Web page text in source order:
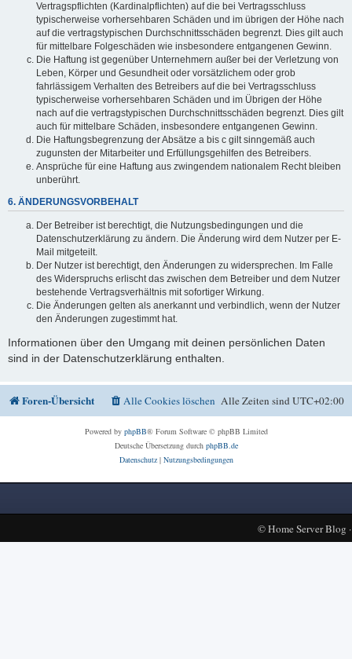
Vertragspflichten (Kardinalpflichten) auf die bei Vertragsschluss
typischerweise vorhersehbaren Schäden und im übrigen der Höhe nach
auf die vertragstypischen Durchschnittsschäden begrenzt. Dies gilt auch
für mittelbare Folgeschäden wie insbesondere entgangenen Gewinn.
Die Haftung ist gegenüber Unternehmern außer bei der Verletzung von
Leben, Körper und Gesundheit oder vorsätzlichem oder grob
fahrlässigem Verhalten des Betreibers auf die bei Vertragsschluss
typischerweise vorhersehbaren Schäden und im Übrigen der Höhe
nach auf die vertragstypischen Durchschnittsschäden begrenzt. Dies gilt
auch für mittelbare Schäden, insbesondere entgangenen Gewinn.
Die Haftungsbegrenzung der Absätze a bis c gilt sinngemäß auch
zugunsten der Mitarbeiter und Erfüllungsgehilfen des Betreibers.
Ansprüche für eine Haftung aus zwingendem nationalem Recht bleiben
unberührt.
6. ÄNDERUNGSVORBEHALT
Der Betreiber ist berechtigt, die Nutzungsbedingungen und die
Datenschutzerklärung zu ändern. Die Änderung wird dem Nutzer per E-
Mail mitgeteilt.
Der Nutzer ist berechtigt, den Änderungen zu widersprechen. Im Falle
des Widerspruchs erlischt das zwischen dem Betreiber und dem Nutzer
bestehende Vertragsverhältnis mit sofortiger Wirkung.
Die Änderungen gelten als anerkannt und verbindlich, wenn der Nutzer
den Änderungen zugestimmt hat.
Informationen über den Umgang mit deinen persönlichen Daten
sind in der Datenschutzerklärung enthalten.
Foren-Übersicht Alle Zeiten sindUTC+02:00
Alle Cookies löschen
Powered by phpBB® Forum Software © phpBB Limited
Deutsche Übersetzung durch phpBB.de
Datenschutz| Nutzungsbedingungen
©Home Server Blog